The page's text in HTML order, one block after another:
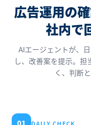
広告運用の
社内で
AIエージェントが、
し、改善案を提示。
く、判断
01 DAILY CHECK